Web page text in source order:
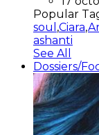
Popular
soul ,Ciara,
ashanti
See All
Dossiers/